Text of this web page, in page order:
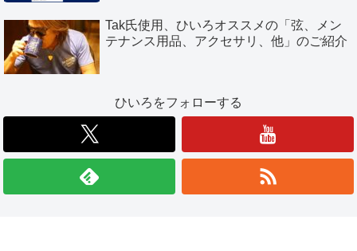
Tak氏使用、ひいろオススメの「弦、メン
テナンス用品、アクセサリ、他」のご紹介
ひいろをフォローする